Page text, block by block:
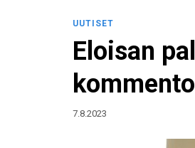
UUTISET
Eloisan
7.8.2023